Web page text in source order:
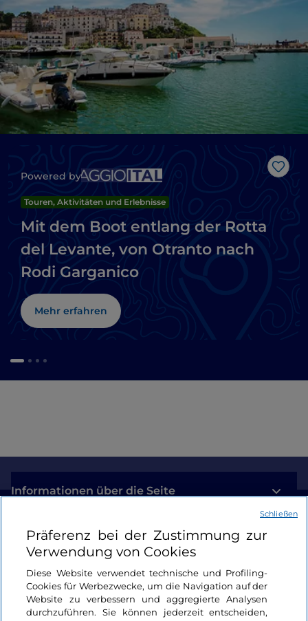
Like
Powered by
Touren, Aktivitäten und Erlebnisse
Mit dem Boot entlang der Rotta
del Levante, von Otranto nach
Rodi Garganico
Mehr erfahren
Informationen über die Seite
Nützliche Links
Login
Bleiben wir in Kontakt
Präferenz bei der Zustimmung zur
Verwendung von Cookies
Diese Website verwendet technische und Profiling-
Cookies für Werbezwecke, um die Navigation auf der
Website zu verbessern und aggregierte Analysen
durchzuführen. Sie können jederzeit entscheiden,
Schließen